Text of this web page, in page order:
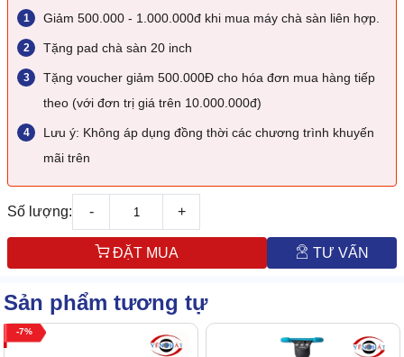
Giảm 500.000 - 1.000.000đ khi mua máy chà sàn liên hợp.
Tặng pad chà sàn 20 inch
Tặng voucher giảm 500.000Đ cho hóa đơn mua hàng tiếp
theo (với đơn trị giá trên 10.000.000đ)
Lưu ý: Không áp dụng đồng thời các chương trình khuyến
mãi trên
Số lượng: - +
ĐẶT MUA TƯ VẤN
Sản phẩm tương tự
7